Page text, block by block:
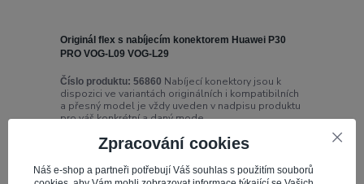
Originál flex s nabíjecím konektorem Huawei P30
PRO VOG-L09 VOG-L29
Číslo produktu: 56860 Nabíjecí konektory jsou k
dispozici ve variantách originálních i kompatibilních
a přesný model je vždy uveden v nadpisu produktu
pro váš konkrétní a daný mode...
333,66 Kč
Zpracování cookies
Náš e-shop a partneři potřebují Váš souhlas s použitím souborů